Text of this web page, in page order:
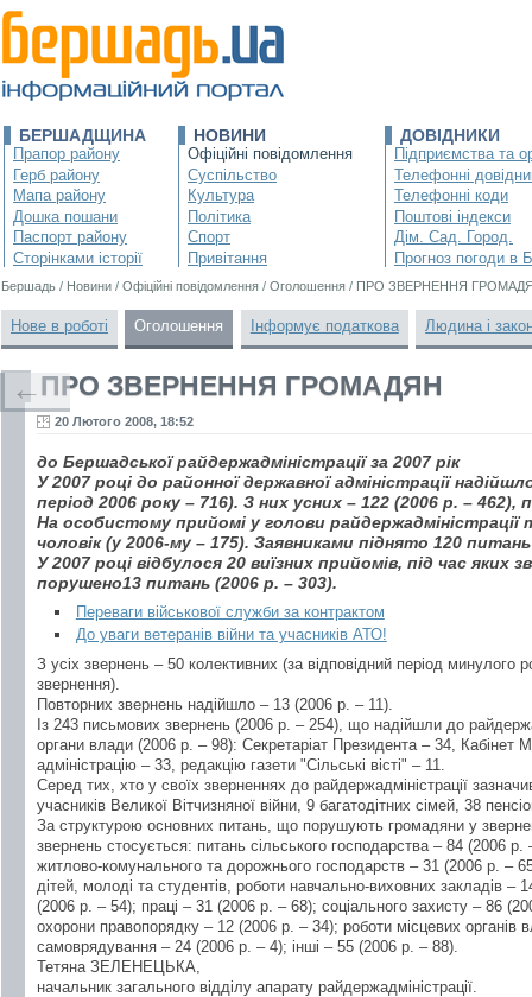
БЕРШАДЩИНА
Прапор району
Герб району
Мапа району
Дошка пошани
Паспорт району
Сторінками історії
НОВИНИ
Офіційні повідомлення
Суспільство
Культура
Політика
Спорт
Привітання
ДОВІДНИКИ
Підприємства та
Телефонні
Телефонні коди
Поштові індекси
Дім. Сад. Город.
Прогноз погоди в
Бершадь / Новини / Офіційні повідомлення / Оголошення / ПРО ЗВЕРНЕННЯ
Нове в роботі Оголошення Інформує податкова Людина і
ПРО ЗВЕРНЕННЯ ГРОМАДЯН
20 Лютого 2008, 18:52
до Бершадської райдержадміністрації за 2007 рік
У 2007 році до районної державної адміністрації
період 2006 року – 716). З них усних – 122 (2006 р. – 462),
На особистому прийомі у голови райдержадміністрації
чоловік (у 2006-му – 175). Заявниками піднято 120
У 2007 році відбулося 20 виїзних прийомів, під час яких
порушено13 питань (2006 р. – 303).
Переваги військової служби за контрактом
До уваги ветеранів війни та учасників АТО!
З усіх звернень – 50 колективних (за відповідний період минулого
звернення).
Повторних звернень надійшло – 13 (2006 р. – 11).
Із 243 письмових звернень (2006 р. – 254), що надійшли до
органи влади (2006 р. – 98): Секретаріат Президента – 34, Кабінет
адміністрацію – 33, редакцію газети "Сільські вісті" – 11.
Серед тих, хто у своїх зверненнях до райдержадміністрації
учасників Великої Вітчизняної війни, 9 багатодітних сімей, 38
За структурою основних питань, що порушують громадяни у
звернень стосується: питань сільського господарства – 84 (2006
житлово-комунального та дорожнього господарств – 31 (2006 р. –
дітей, молоді та студентів, роботи навчально-виховних закладів
(2006 р. – 54); праці – 31 (2006 р. – 68); соціального захисту – 86
охорони правопорядку – 12 (2006 р. – 34); роботи місцевих органів
самоврядування – 24 (2006 р. – 4); інші – 55 (2006 р. – 88).
Тетяна ЗЕЛЕНЕЦЬКА,
начальник загального відділу апарату райдержадміністрації.
←